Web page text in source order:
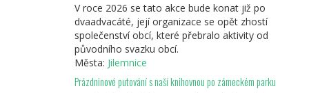
V roce 2026 se tato akce bude konat již po
dvaadvacáté, její organizace se opět zhostí
společenství obcí, které přebralo aktivity od
původního svazku obcí.
Města: Jilemnice
Prázdninové putování s naší knihovnou po zámeckém parku